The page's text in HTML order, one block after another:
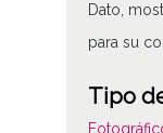
Dato,
para su
Tipo